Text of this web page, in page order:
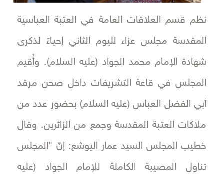
نظم قسم العلاقات العامة في العتبة العباسية
المقدسة مجلس عزاء لليوم الثاني إحياءً لذكرى
شهادة الإمام محمد الجواد (عليه السلام). وأُقيم
المجلس في قاعة التشريفات داخل صحن مرقد
أبي الفضل العباس (عليه السلام) بحضور عدد من
ملاكات العتبة المقدسة وجمع من الزائرين. وقال
خطيب المجلس السيد عمار اليوشع: إنّ "المجلس
تناول المصيبة الكاملة للإمام الجواد (عليه